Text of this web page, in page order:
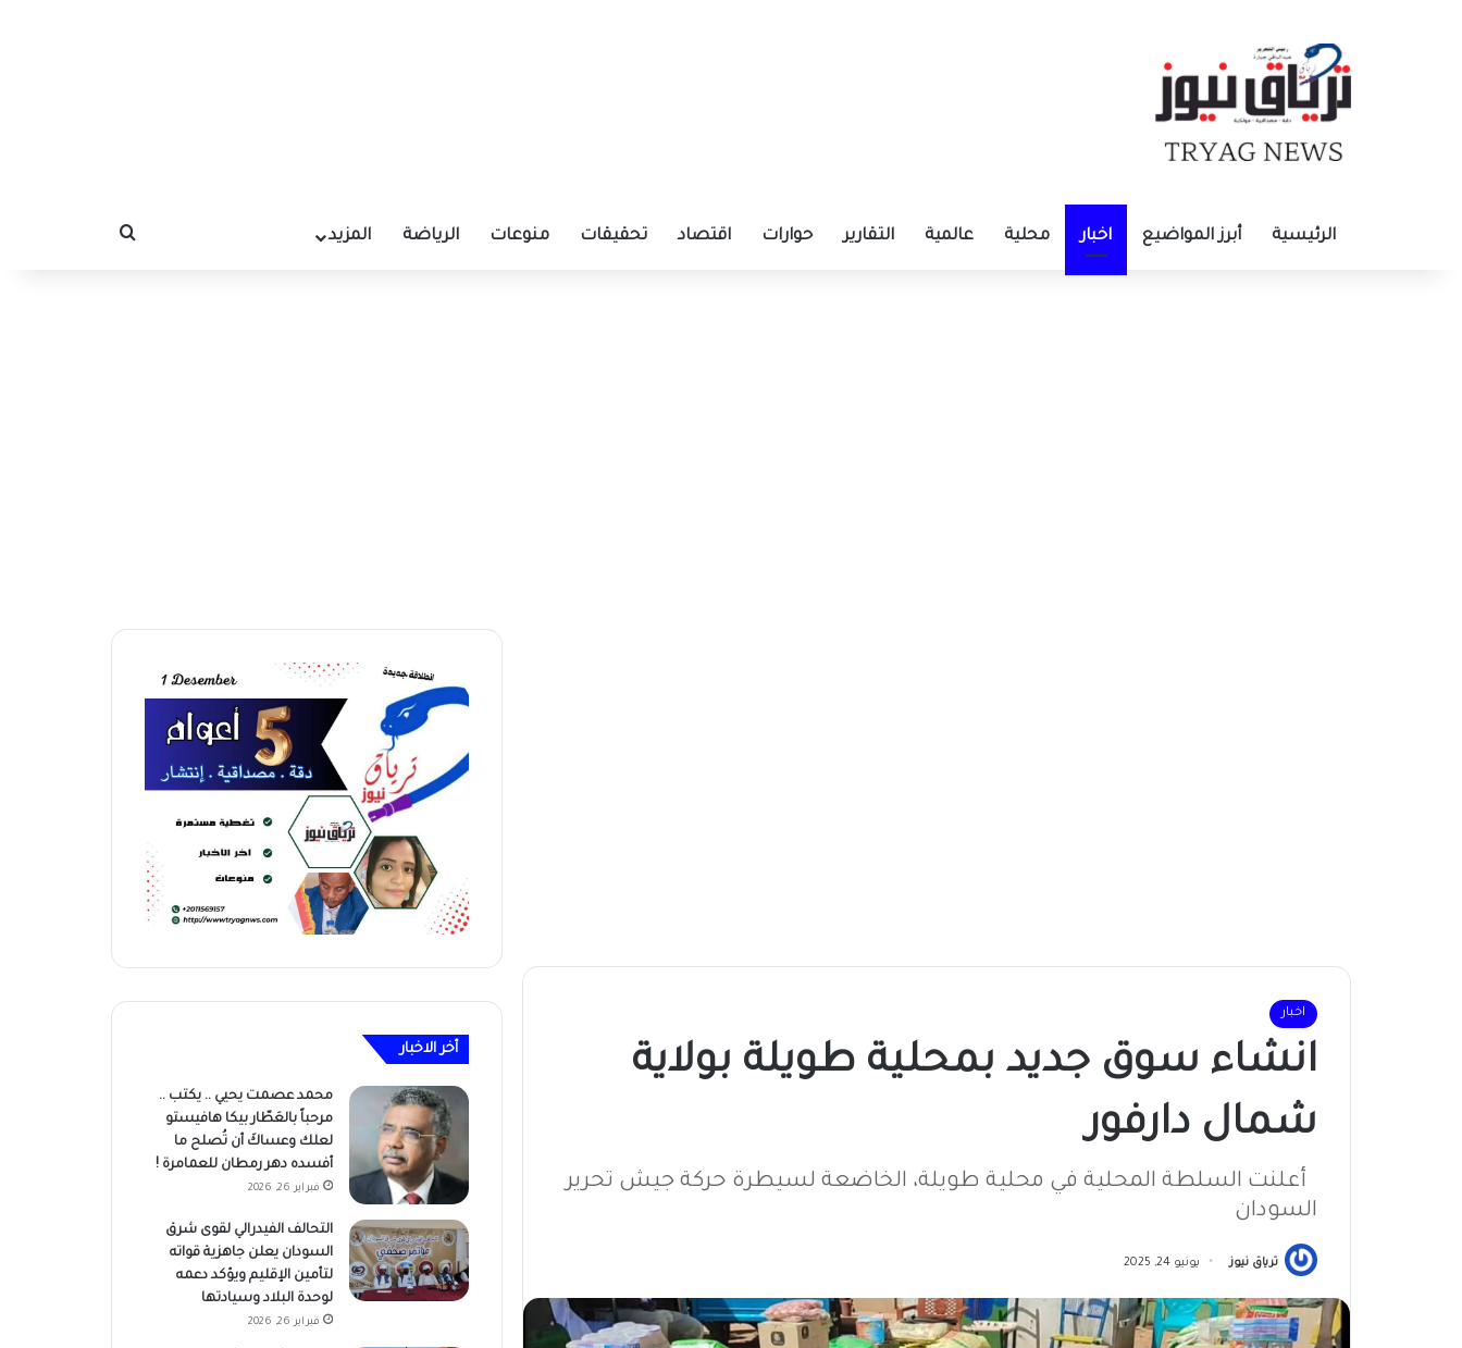
الرئيسية أبرز المواضيع اخبار محلية عالمية التقارير حوارات اقتصاد تحقيقات منوعات الرياضة المزيد بحث عن
اخبار
انشاء سوق جديد بمحلية طويلة بولاية
شمال دارفور
أعلنت السلطة المحلية في محلية طويلة، الخاضعة لسيطرة حركة جيش تحرير
السودان
ترياق نيوز يونيو 24, 2025
أخر الاخبار
محمد عصمت يحيي .. يكتب ..
مرحباً بالعَطّار بيكا هافيستو
لعلك وعساكَ أن تُصلح ما
أفسده دهر رمطان للعمامرة !
فبراير 26, 2026
التحالف الفيدرالي لقوى شرق
السودان يعلن جاهزية قواته
لتأمين الإقليم ويؤكد دعمه
لوحدة البلاد وسيادتها
فبراير 26, 2026